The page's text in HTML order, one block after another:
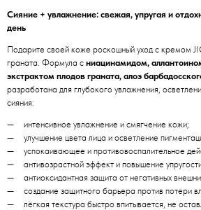
Сияние + увлажнение: свежая, упругая и
день
Подарите своей коже роскошный уход с кремом
граната. Формула с ниацинамидом,
экстрактом плодов граната, алоэ
разработана для глубокого увлажнения,
сияния:
интенсивное увлажнение и смягчение кожи;
улучшение цвета лица и осветление
успокаивающее и противовоспалительное
антивозрастной эффект и повышение
антиоксидантная защита от негативных
создание защитного барьера против потери
лёгкая текстура быстро впитывается, не